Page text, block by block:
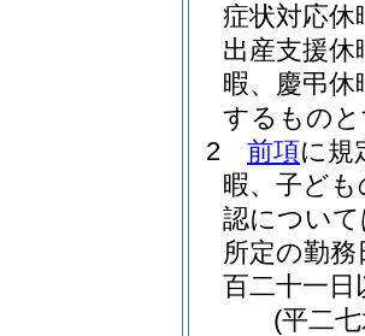
症状対応休
出産支援
暇、慶弔
するもの
2
前項に規
暇、子ど
認につい
所定の勤
百二十一
(平二